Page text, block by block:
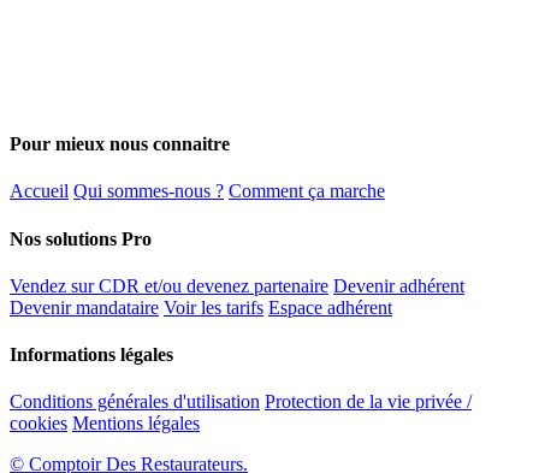
Pour mieux nous connaitre
Accueil Qui sommes-nous ? Comment ça marche
Nos solutions Pro
Vendez sur CDR et/ou devenez partenaire Devenir adhérent
Devenir mandataire Voir les tarifs Espace adhérent
Informations légales
Conditions générales d'utilisation Protection de la vie privée /
cookies Mentions légales
© Comptoir Des Restaurateurs.